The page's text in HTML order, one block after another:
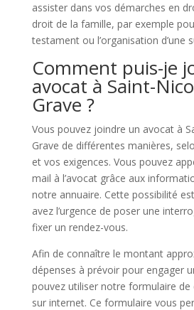
assister dans vos démarches en
droit de la famille, par exemple
testament ou l’organisation d’une
Comment puis-je
avocat à Saint-
Grave ?
Vous pouvez joindre un avocat à
Grave de différentes manières,
et vos exigences. Vous pouvez
mail à l’avocat grâce aux
notre annuaire. Cette possibilité
avez l’urgence de poser une
fixer un rendez-vous.
Afin de connaître le montant
dépenses à prévoir pour engager
pouvez utiliser notre formulaire de
sur internet. Ce formulaire vous